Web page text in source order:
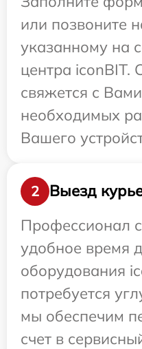
или позвоните
указанному на
центра iconBIT.
свяжется с
необходимых
Вашего
2
Выезд
Профессионал
удобное время
оборудования
потребуется
мы обеспечим
счет в